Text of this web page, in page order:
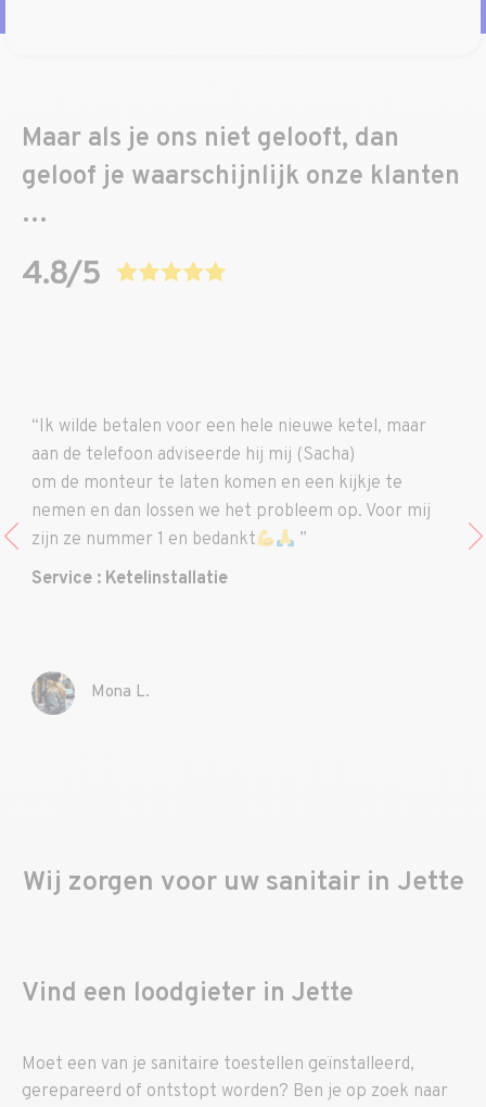
Maar als je ons niet gelooft, dan
geloof je waarschijnlijk onze klanten
…
Mona L.
“Ik wilde betalen voor een hele nieuwe ketel, maar
aan de telefoon adviseerde hij mij (Sacha)
om de monteur te laten komen en een kijkje te
nemen en dan lossen we het probleem op. Voor mij
zijn ze nummer 1 en bedankt
”
Service : Ketelinstallatie
Wij zorgen voor uw sanitair in Jette
Vind een loodgieter in Jette
Moet een van je sanitaire toestellen geïnstalleerd,
gerepareerd of ontstopt worden? Ben je op zoek naar